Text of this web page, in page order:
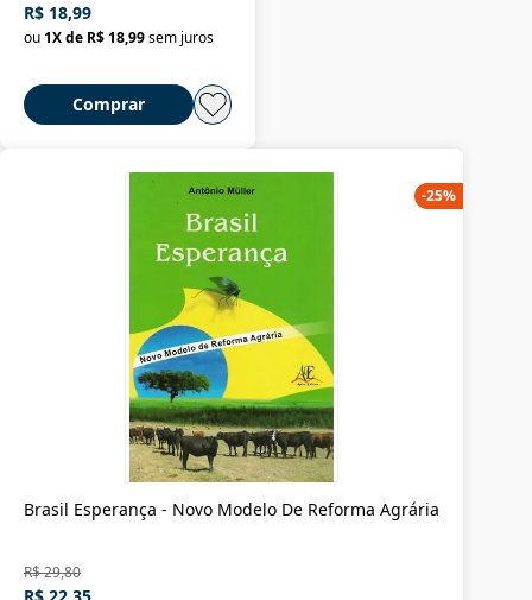
R$ 18,99
ou1X de R$ 18,99sem juros
Comprar
Brasil Esperança - Novo Modelo De Reforma Agrária
R$ 29,80
-25%